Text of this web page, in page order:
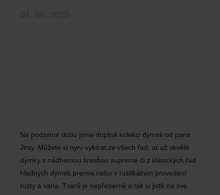
Na podzimní dobu jsme doplnili kolekci dýmek od pana
Jirsy. Můžete si nyní vybírat ze všech řad, ať už skvělé
dýmky s nádhernou kresbou supreme či z klasických řad
hladných dýmek premia nebo v rustikálním provedení
rusty a varia. Tvarů je nepřeberně a tak si jistě na své